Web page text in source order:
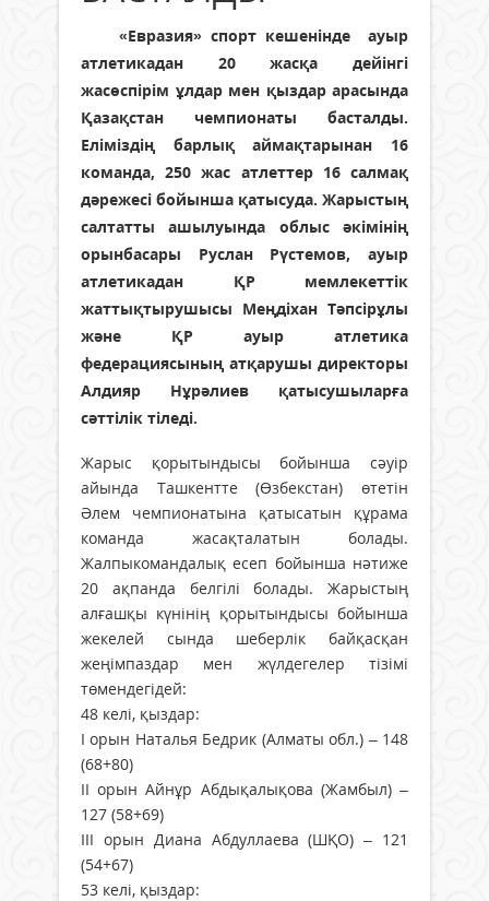
«Евразия» спорт кешенінде ауыр
атлетикадан 20 жасқа дейінгі
жасөспірім ұлдар мен қыздар арасында
Қазақстан чемпионаты басталды.
Еліміздің барлық аймақтарынан 16
команда, 250 жас атлеттер 16 салмақ
дәрежесі бойынша қатысуда. Жарыстың
салтатты ашылуында облыс әкімінің
орынбасары Руслан Рүстемов, ауыр
атлетикадан ҚР мемлекеттік
жаттықтырушысы Меңдіхан Тәпсірұлы
және ҚР ауыр атлетика
федерациясының атқарушы директоры
Алдияр Нұрәлиев қатысушыларға
сәттілік тіледі.
Жарыс қорытындысы бойынша сәуір
айында Ташкентте (Өзбекстан) өтетін
Әлем чемпионатына қатысатын құрама
команда жасақталатын болады.
Жалпыкомандалық есеп бойынша нәтиже
20 ақпанда белгілі болады. Жарыстың
алғашқы күнінің қорытындысы бойынша
жекелей сында шеберлік байқасқан
жеңімпаздар мен жүлдегелер тізімі
төмендегідей:
48 келі, қыздар:
I орын Наталья Бедрик (Алматы обл.) – 148
(68+80)
II орын Айнұр Абдықалықова (Жамбыл) –
127 (58+69)
III орын Диана Абдуллаева (ШҚО) – 121
(54+67)
53 келі, қыздар: